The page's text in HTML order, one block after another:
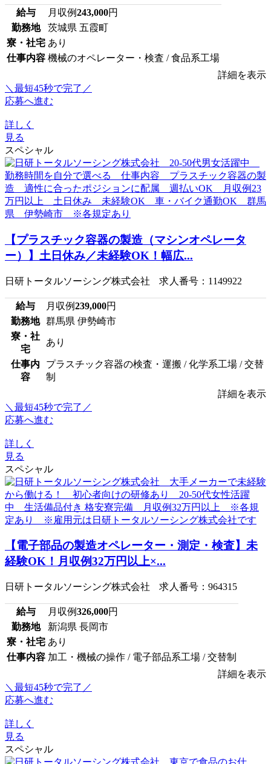
給与 月収例243,000円
勤務地
茨城県 五霞町
寮・社宅 あり
仕事内容 機械のオペレーター・検査 / 食品系工場
詳細を表示
＼最短45秒で完了／
応募へ進む
詳しく
見る
スペシャル
【プラスチック容器の製造（マシンオペレータ
ー）】土日休み／未経験OK！幅広...
日研トータルソーシング株式会社 求人番号：1149922
給与 月収例239,000円
勤務地
群馬県 伊勢崎市
寮・社
宅
あり
仕事内
容
プラスチック容器の検査・運搬 / 化学系工場 / 交替
制
詳細を表示
＼最短45秒で完了／
応募へ進む
詳しく
見る
スペシャル
【電子部品の製造オペレーター・測定・検査】未
経験OK！月収例32万円以上×...
日研トータルソーシング株式会社 求人番号：964315
給与 月収例326,000円
勤務地
新潟県 長岡市
寮・社宅 あり
仕事内容 加工・機械の操作 / 電子部品系工場 / 交替制
詳細を表示
＼最短45秒で完了／
応募へ進む
詳しく
見る
スペシャル